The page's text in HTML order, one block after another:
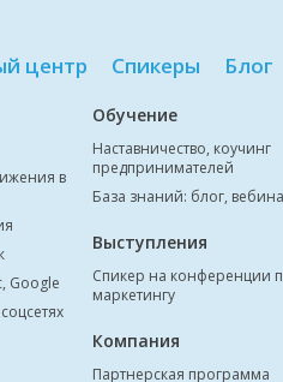
центр Спикеры Блог
в
Google
Обучение
Наставничество, коучинг
предпринимателей
База знаний: блог,
Выступления
Спикер на конференции
маркетингу
Компания
Партнерская программа